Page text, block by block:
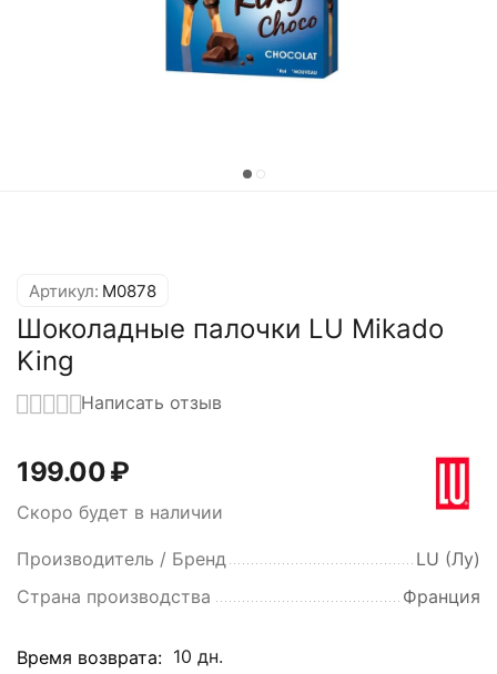
Артикул: M0878
Шоколадные палочки LU Mikado
King
Написать отзыв
199.00₽
Скоро будет в наличии
Производитель / Бренд
LU (Лу)
Страна производства
Франция
Время возврата: 10 дн.